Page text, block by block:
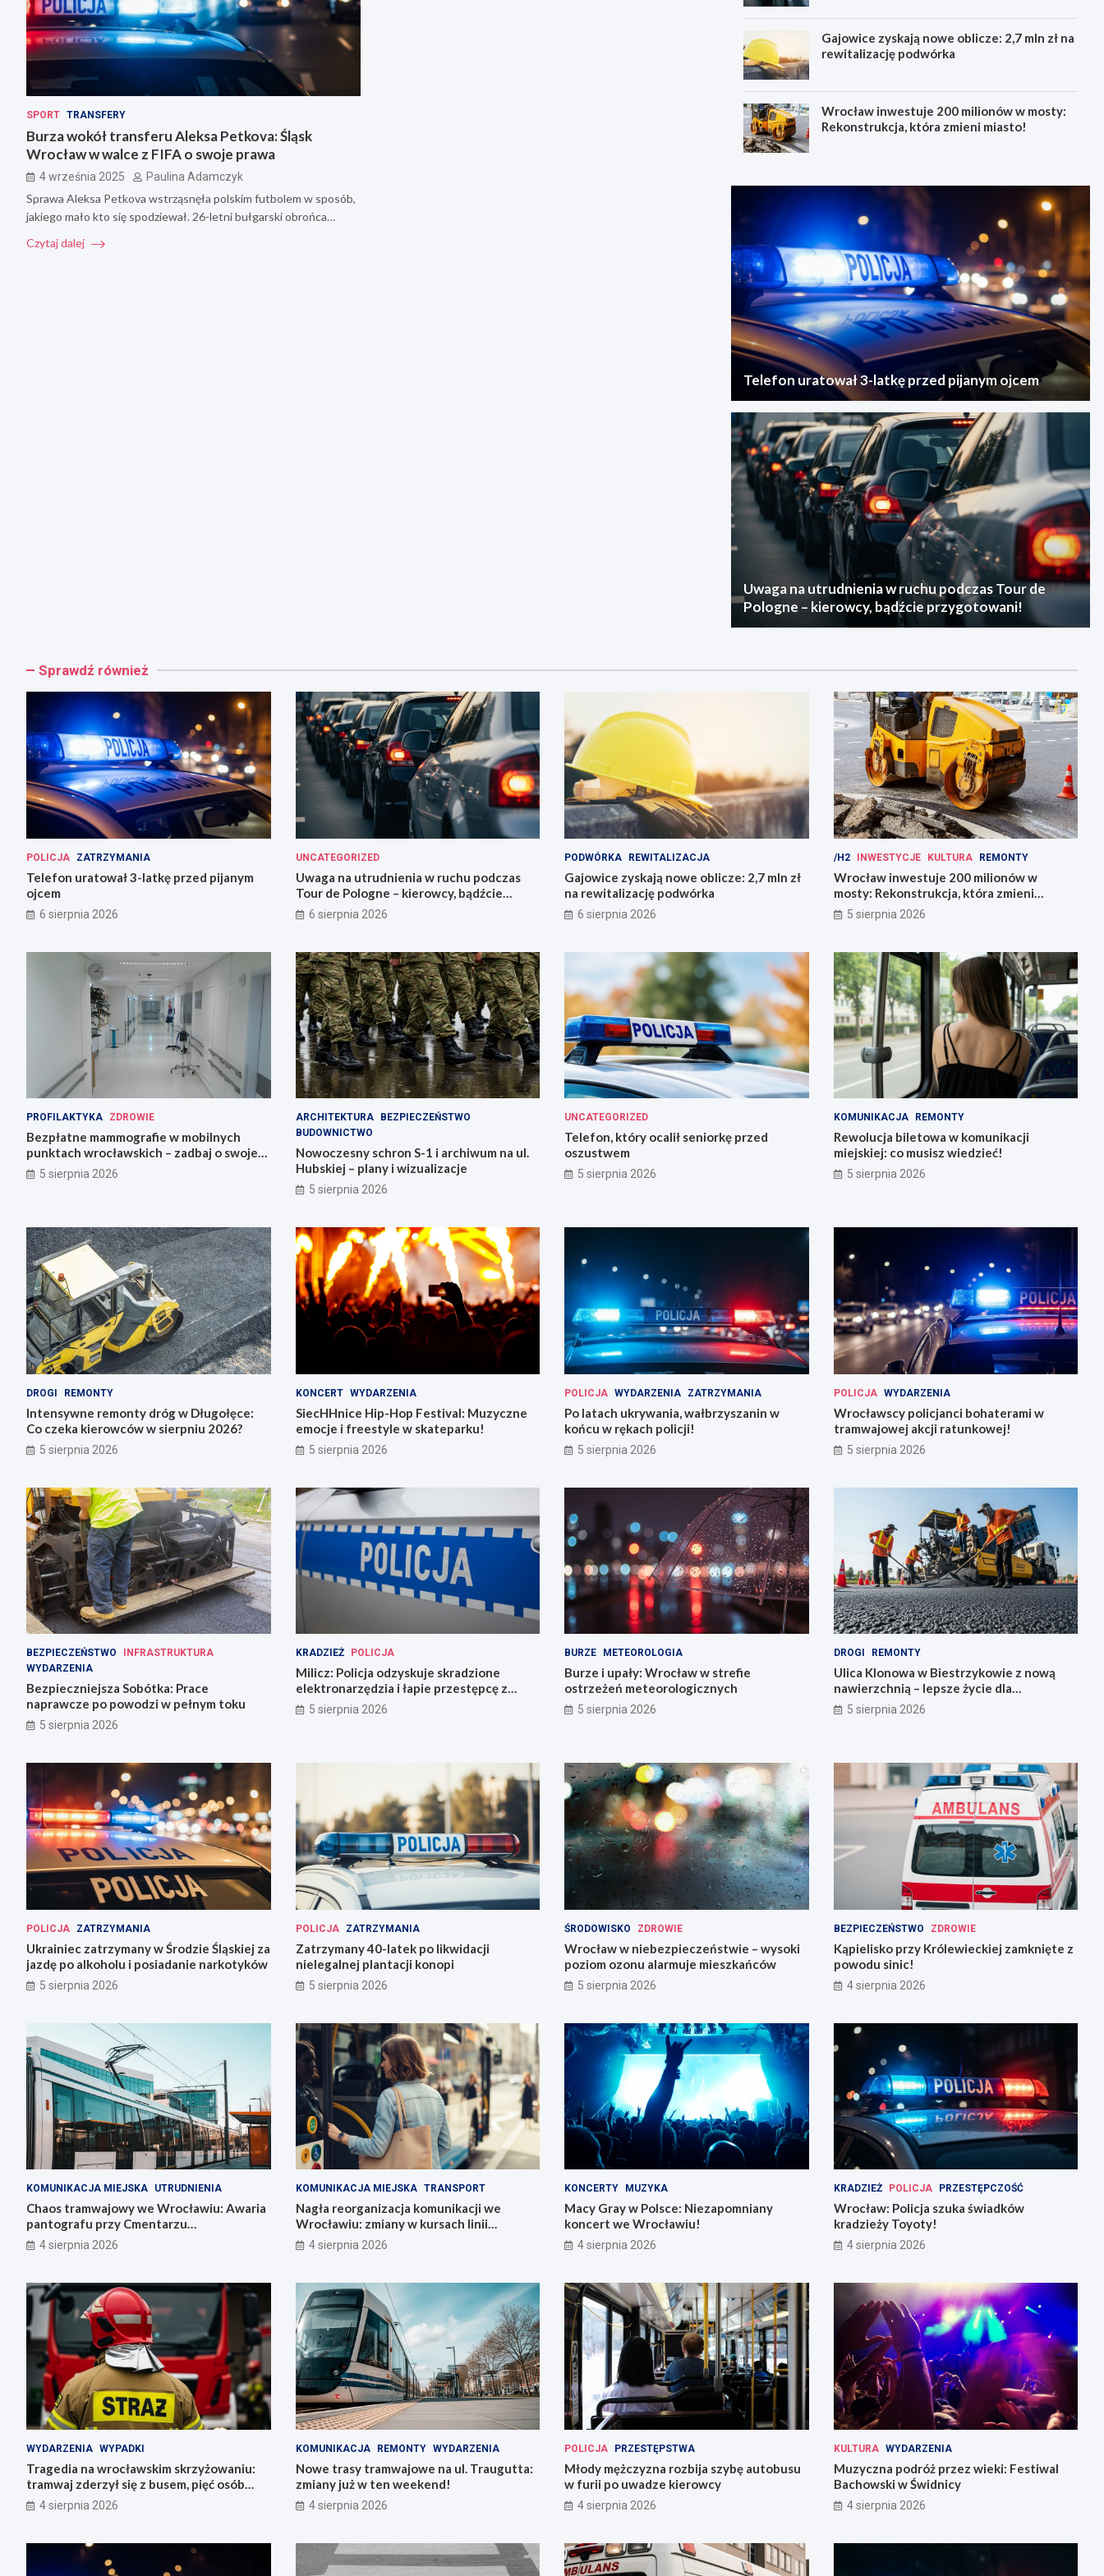
SPORT TRANSFERY
Burza wokół transferu Aleksa Petkova: Śląsk
Wrocław w walce z FIFA o swoje prawa
4 września 2025 Paulina Adamczyk
Sprawa Aleksa Petkova wstrząsnęła polskim futbolem w sposób,
jakiego mało kto się spodziewał. 26-letni bułgarski obrońca…
Czytaj dalej
Gajowice zyskają nowe oblicze: 2,7 mln zł na
rewitalizację podwórka
Wrocław inwestuje 200 milionów w mosty:
Rekonstrukcja, która zmieni miasto!
Telefon uratował 3-latkę przed pijanym ojcem
Uwaga na utrudnienia w ruchu podczas Tour de
Pologne – kierowcy, bądźcie przygotowani!
Sprawdź również
POLICJA ZATRZYMANIA
Telefon uratował 3-latkę przed pijanym
ojcem
6 sierpnia 2026
UNCATEGORIZED
Uwaga na utrudnienia w ruchu podczas
Tour de Pologne – kierowcy, bądźcie
przygotowani!
6 sierpnia 2026
PODWÓRKA REWITALIZACJA
Gajowice zyskają nowe oblicze: 2,7 mln zł
na rewitalizację podwórka
6 sierpnia 2026
/H2 INWESTYCJE KULTURA REMONTY
Wrocław inwestuje 200 milionów w
mosty: Rekonstrukcja, która zmieni
miasto!
5 sierpnia 2026
PROFILAKTYKA ZDROWIE
Bezpłatne mammografie w mobilnych
punktach wrocławskich – zadbaj o swoje
zdrowie!
5 sierpnia 2026
ARCHITEKTURA
BEZPIECZEŃSTWO
BUDOWNICTWO
Nowoczesny schron S-1 i archiwum na ul.
Hubskiej – plany i wizualizacje
5 sierpnia 2026
UNCATEGORIZED
Telefon, który ocalił seniorkę przed
oszustwem
5 sierpnia 2026
KOMUNIKACJA REMONTY
Rewolucja biletowa w komunikacji
miejskiej: co musisz wiedzieć!
5 sierpnia 2026
DROGI REMONTY
Intensywne remonty dróg w Długołęce:
Co czeka kierowców w sierpniu 2026?
5 sierpnia 2026
KONCERT WYDARZENIA
SiecHHnice Hip-Hop Festival: Muzyczne
emocje i freestyle w skateparku!
5 sierpnia 2026
POLICJA WYDARZENIA ZATRZYMANIA
Po latach ukrywania, wałbrzyszanin w
końcu w rękach policji!
5 sierpnia 2026
POLICJA WYDARZENIA
Wrocławscy policjanci bohaterami w
tramwajowej akcji ratunkowej!
5 sierpnia 2026
BEZPIECZEŃSTWO
INFRASTRUKTURA
WYDARZENIA
Bezpieczniejsza Sobótka: Prace
naprawcze po powodzi w pełnym toku
5 sierpnia 2026
KRADZIEŻ POLICJA
Milicz: Policja odzyskuje skradzione
elektronarzędzia i łapie przestępcę z
narkotykami
5 sierpnia 2026
BURZE METEOROLOGIA
Burze i upały: Wrocław w strefie
ostrzeżeń meteorologicznych
5 sierpnia 2026
DROGI REMONTY
Ulica Klonowa w Biestrzykowie z nową
nawierzchnią – lepsze życie dla
mieszkańców!
5 sierpnia 2026
POLICJA ZATRZYMANIA
Ukrainiec zatrzymany w Środzie Śląskiej za
jazdę po alkoholu i posiadanie narkotyków
5 sierpnia 2026
POLICJA ZATRZYMANIA
Zatrzymany 40-latek po likwidacji
nielegalnej plantacji konopi
5 sierpnia 2026
ŚRODOWISKO ZDROWIE
Wrocław w niebezpieczeństwie – wysoki
poziom ozonu alarmuje mieszkańców
5 sierpnia 2026
BEZPIECZEŃSTWO ZDROWIE
Kąpielisko przy Królewieckiej zamknięte z
powodu sinic!
4 sierpnia 2026
KOMUNIKACJA MIEJSKA UTRUDNIENIA
Chaos tramwajowy we Wrocławiu: Awaria
pantografu przy Cmentarzu
Grabiszyńskim
4 sierpnia 2026
KOMUNIKACJA MIEJSKA TRANSPORT
Nagła reorganizacja komunikacji we
Wrocławiu: zmiany w kursach linii
autobusowych!
4 sierpnia 2026
KONCERTY MUZYKA
Macy Gray w Polsce: Niezapomniany
koncert we Wrocławiu!
4 sierpnia 2026
KRADZIEŻ POLICJA PRZESTĘPCZOŚĆ
Wrocław: Policja szuka świadków
kradzieży Toyoty!
4 sierpnia 2026
WYDARZENIA WYPADKI
Tragedia na wrocławskim skrzyżowaniu:
tramwaj zderzył się z busem, pięć osób
rannych
4 sierpnia 2026
KOMUNIKACJA REMONTY WYDARZENIA
Nowe trasy tramwajowe na ul. Traugutta:
zmiany już w ten weekend!
4 sierpnia 2026
POLICJA PRZESTĘPSTWA
Młody mężczyzna rozbija szybę autobusu
w furii po uwadze kierowcy
4 sierpnia 2026
KULTURA WYDARZENIA
Muzyczna podróż przez wieki: Festiwal
Bachowski w Świdnicy
4 sierpnia 2026